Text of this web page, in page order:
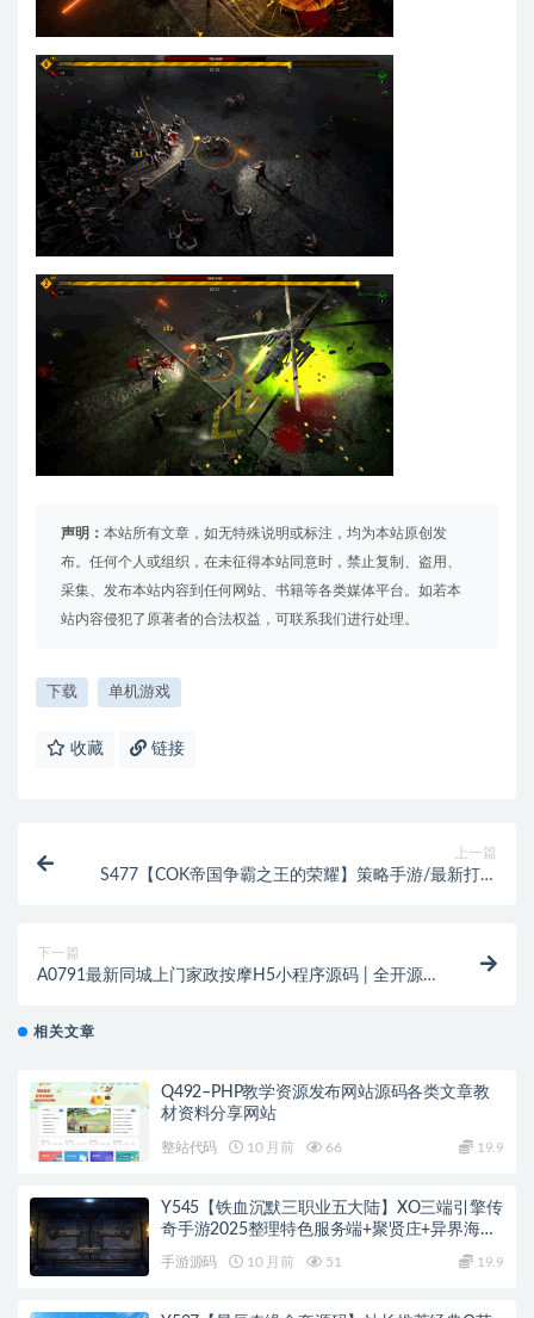
声明： 本站所有文章，如无特殊说明或标注，均为本站原创发
布。任何个人或组织，在未征得本站同意时，禁止复制、盗用、
采集、发布本站内容到任何网站、书籍等各类媒体平台。如若本
站内容侵犯了原著者的合法权益，可联系我们进行处理。
下载 单机游戏
收藏 链接
上一篇
S477【COK帝国争霸之王的荣耀】策略手游/最新打包
下一篇
A0791最新同城上门家政按摩H5小程序源码 | 全开源无
相关文章
Q492–PHP教学资源发布网站源码各类文章教
材资料分享网站
整站代码 10 月前 66 19.9
Y545【铁血沉默三职业五大陆】XO三端引擎传
奇手游2025整理特色服务端+聚贤庄+异界海岛
手游源码 10 月前 51 19.9